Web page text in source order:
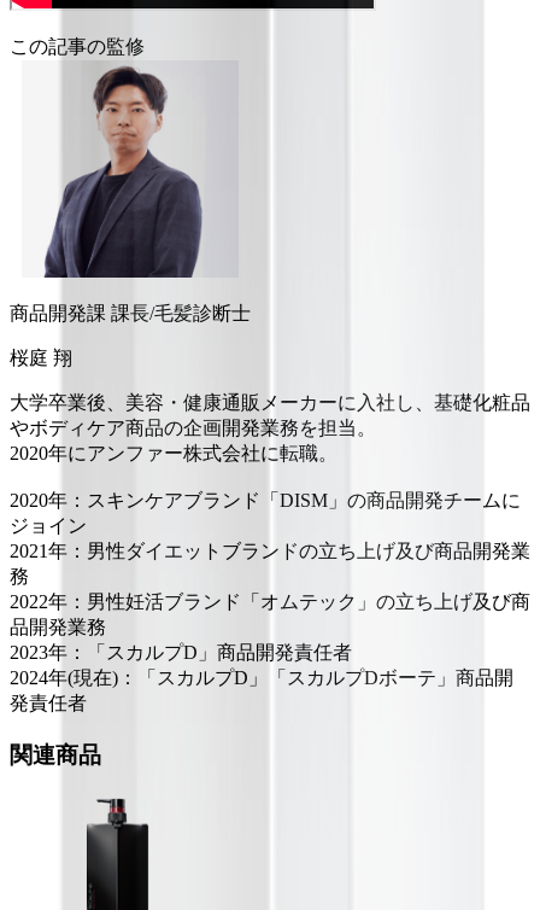
この記事の監修
商品開発課 課長/毛髪診断士
桜庭 翔
大学卒業後、美容・健康通販メーカーに入社し、基礎化粧品
やボディケア商品の企画開発業務を担当。
2020年にアンファー株式会社に転職。
2020年：スキンケアブランド「DISM」の商品開発チームに
ジョイン
2021年：男性ダイエットブランドの立ち上げ及び商品開発業
務
2022年：男性妊活ブランド「オムテック」の立ち上げ及び商
品開発業務
2023年：「スカルプD」商品開発責任者
2024年(現在)：「スカルプD」「スカルプDボーテ」商品開
発責任者
関連商品